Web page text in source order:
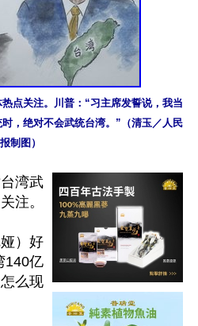
点关注。川普：“习主席发誓说，我当
，绝对不会武统台湾。”（清玉／人民
报制图）
湾武
注。
）好
140亿
么现